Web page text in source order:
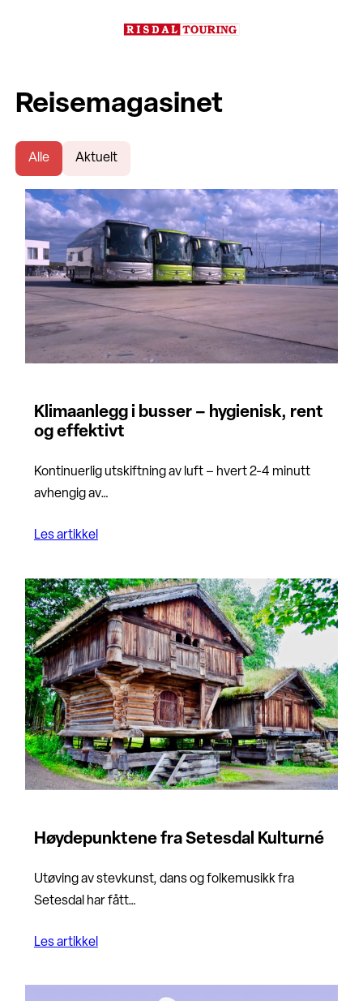
Reisemagasinet
Alle Aktuelt
Klimaanlegg i busser – hygienisk, rent
og effektivt
Kontinuerlig utskiftning av luft – hvert 2-4 minutt
avhengig av…
Les artikkel
Høydepunktene fra Setesdal Kulturné
Utøving av stevkunst, dans og folkemusikk fra
Setesdal har fått…
Les artikkel